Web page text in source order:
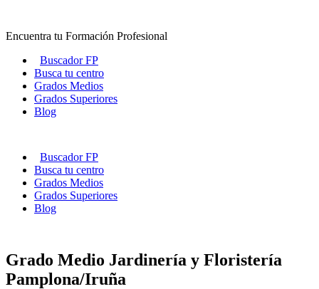
contenido
Encuentra tu Formación Profesional
Buscador FP
Busca tu centro
Grados Medios
Grados Superiores
Blog
Buscador FP
Busca tu centro
Grados Medios
Grados Superiores
Blog
Grado Medio Jardinería y Floristería
Pamplona/Iruña